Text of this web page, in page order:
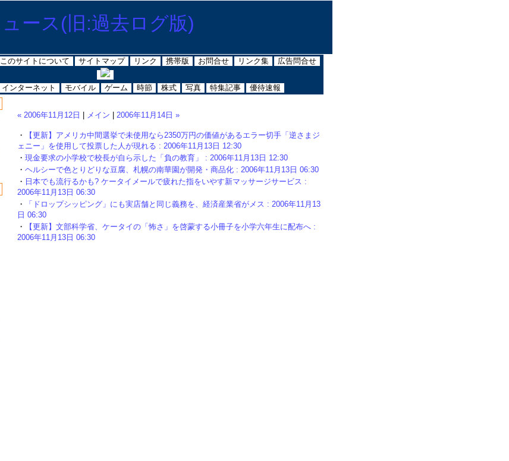
このサイトについて サイトマップ リンク 携帯版 お問合せ リンク集 広告問合せ
インターネット モバイル ゲーム 時節 株式 写真 特集記事 優待速報
« 2006年11月12日 メイン 2006年11月14日 »
・
【更新】アメリカ中間選挙で未使用なら2350万円の価値があるエラー切手「逆さまジ
ェニー」を使用して投票した人が現れる : 2006年11月13日 12:30
・ 現金要求の小学校で校長が自ら示した「負の教育」 : 2006年11月13日 12:30
・ ヘルシーで色とりどりな豆腐、札幌の南華園が開発・商品化 : 2006年11月13日 06:30
・ 日本でも流行るかも? ケータイメールで疲れた指をいやす新マッサージサービス :
2006年11月13日 06:30
・
「ドロップシッピング」にも実店舗と同じ義務を、経済産業省がメス : 2006年11月13
日 06:30
・
【更新】文部科学省、ケータイの「怖さ」を啓蒙する小冊子を小学六年生に配布へ :
2006年11月13日 06:30